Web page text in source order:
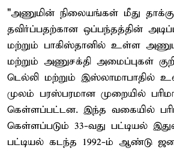
"அணுமின் நிலையங்கள் மீது
தவிர்ப்பதற்கான ஒப்பந்தத்தின்
மற்றும் பாகிஸ்தானில் உள்ள
மற்றும் அணுசக்தி அமைப்புகள்
டெல்லி மற்றும் இஸ்லாமாபாதில்
முலம் பரஸ்பரமான முறையில்
கெள்ளப்பட்டன. இந்த வகையில்
கெள்ளப்படும் 33-வது பட்டியல்
பட்டியல் கடந்த 1992-ம் ஆண்டு